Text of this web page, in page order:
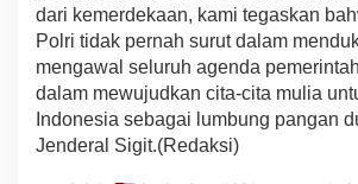
dari kemerdekaan, kami tegaskan
Polri tidak pernah surut dalam
mengawal seluruh agenda
dalam mewujudkan cita-cita mulia
Indonesia sebagai lumbung pangan
Jenderal Sigit.(Redaksi)